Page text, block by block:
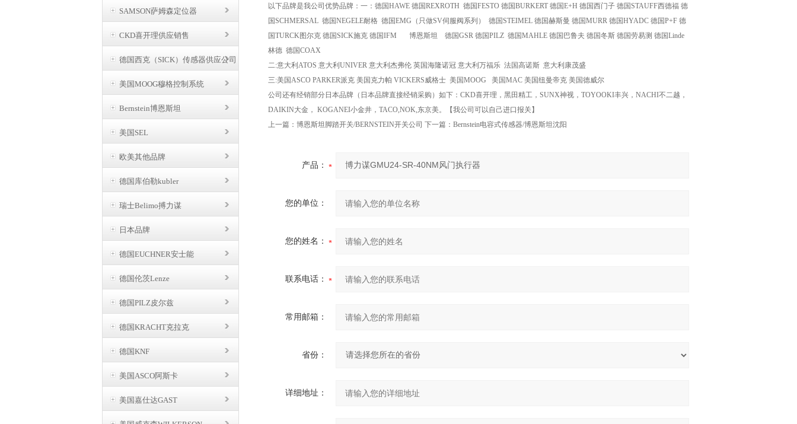
SAMSON萨姆森定位器
CKD喜开理供应销售
德国西克（SICK）传感器供应公司
美国MOOG穆格控制系统
Bernstein博恩斯坦
美国SEL
欧美其他品牌
德国库伯勒kubler
瑞士Belimo搏力谋
日本品牌
德国EUCHNER安士能
德国伦茨Lenze
德国PILZ皮尔兹
德国KRACHT克拉克
德国KNF
美国ASCO阿斯卡
美国嘉仕达GAST
以下品牌是我公司优势品牌：一：德国HAWE 德国REXROTH 德国FESTO 德国BURKERT 德国E+H 德国西门子 德国STAUFF西德福 德
国SCHMERSAL 德国NEGELE耐格 德国EMG（只做SV伺服阀系列） 德国STEIMEL 德国赫斯曼 德国MURR 德国HYADC 德国P+F 德
国TURCK图尔克 德国SICK施克 德国IFM 博恩斯坦 德国GSR 德国PILZ 德国MAHLE 德国巴鲁夫 德国冬斯 德国劳易测 德国Linde
林德 德国COAX
二:意大利ATOS 意大利UNIVER 意大利杰弗伦 英国海隆诺冠 意大利万福乐 法国高诺斯 意大利康茂盛
三:美国ASCO PARKER派克 美国克力帕 VICKERS威格士 美国MOOG 美国MAC 美国纽曼帝克 美国德威尔
公司还有经销部分日本品牌（日本品牌直接经销采购）如下：CKD喜开理，黑田精工，SUNX神视，TOYOOKI丰兴，NACHI不二越，
DAIKIN大金， KOGANEI小金井，TACO,NOK,东京美。【我公司可以自己进口报关】
上一篇： 博恩斯坦脚踏开关/BERNSTEIN开关公司 下一篇： Bernstein电容式传感器/博恩斯坦沈阳
产品：
您的单位：
您的姓名：
联系电话：
常用邮箱：
省份：
详细地址：